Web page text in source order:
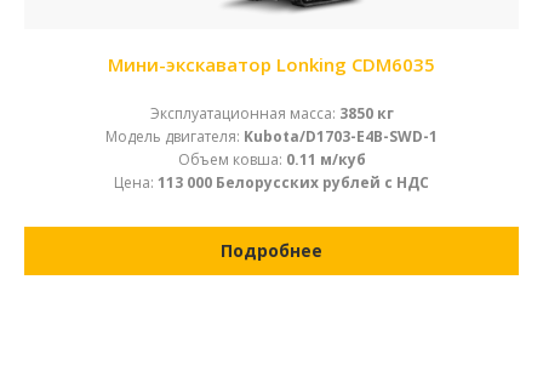
Мини-экскаватор Lonking CDM6035
Эксплуатационная масса: 3850 кг
Модель двигателя: Kubota/D1703-E4B-SWD-1
Объем ковша: 0.11 м/куб
Цена: 113 000 Белорусских рублей с НДС
Подробнее